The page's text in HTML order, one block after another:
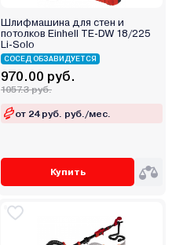
Шлифмашина для стен и
потолков Einhell TE-DW 18/225
Li-Solo
СОСЕД ОБЗАВИДУЕТСЯ
970.00 руб.
1057.3 руб.
от 24 руб. руб./мес.
Купить